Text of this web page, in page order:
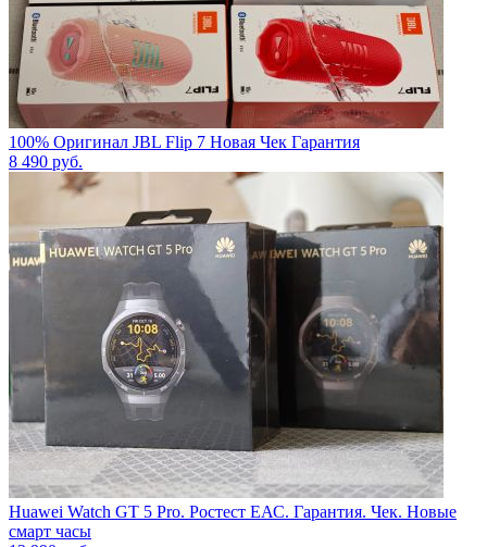
100% Оригинал JBL Flip 7 Новая Чек Гарантия
8 490 руб.
Huawei Watch GT 5 Pro. Ростест ЕАС. Гарантия. Чек. Новые
смарт часы